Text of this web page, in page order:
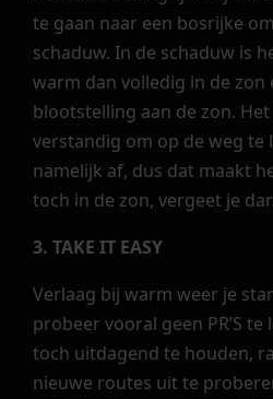
te gaan naar een bosrijke
schaduw. In de schaduw is
warm dan volledig in de
blootstelling aan de zon.
verstandig om op de weg te
namelijk af, dus dat maakt
toch in de zon, vergeet je
3. TAKE IT EASY
Verlaag bij warm weer je
probeer vooral geen PR’S
toch uitdagend te houden,
nieuwe routes uit te